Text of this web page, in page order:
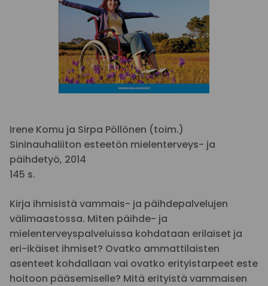
Irene Komu ja Sirpa Pöllönen (toim.)
Sininauhaliiton esteetön mielenterveys- ja
päihdetyö, 2014
145 s.
Kirja ihmisistä vammais- ja päihdepalvelujen
välimaastossa. Miten päihde- ja
mielenterveyspalveluissa kohdataan erilaiset ja
eri-ikäiset ihmiset? Ovatko ammattilaisten
asenteet kohdallaan vai ovatko erityistarpeet este
hoitoon pääsemiselle? Mitä erityistä vammaisen